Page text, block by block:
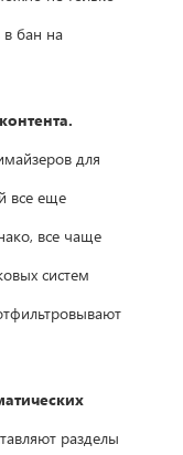
в бан на
для
все еще
все чаще
систем
разделы